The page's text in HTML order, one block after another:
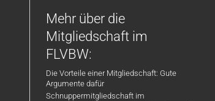
Mehr über die
Mitgliedschaft im
FLVBW:
Die Vorteile einer Mitgliedschaft: Gute
Argumente dafür
Schnuppermitgliedschaft im